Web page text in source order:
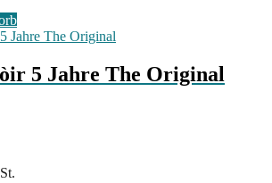
5 Jahre The Original